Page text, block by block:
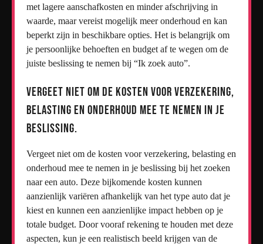
met lagere aanschafkosten en minder afschrijving in
waarde, maar vereist mogelijk meer onderhoud en kan
beperkt zijn in beschikbare opties. Het is belangrijk om
je persoonlijke behoeften en budget af te wegen om de
juiste beslissing te nemen bij “Ik zoek auto”.
Vergeet niet om de kosten voor verzekering,
belasting en onderhoud mee te nemen in je
beslissing.
Vergeet niet om de kosten voor verzekering, belasting en
onderhoud mee te nemen in je beslissing bij het zoeken
naar een auto. Deze bijkomende kosten kunnen
aanzienlijk variëren afhankelijk van het type auto dat je
kiest en kunnen een aanzienlijke impact hebben op je
totale budget. Door vooraf rekening te houden met deze
aspecten, kun je een realistisch beeld krijgen van de